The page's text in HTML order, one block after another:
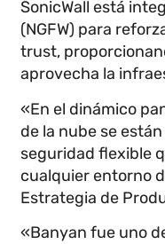
SonicWall está
(NGFW) para
trust,
aprovecha la
«En el dinámico
de la nube se
seguridad flexible
cualquier entorno
Estrategia de
«Banyan fue uno